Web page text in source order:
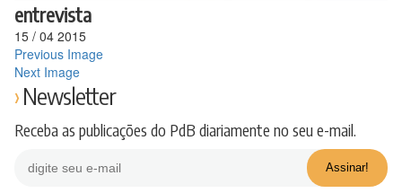
entrevista
15 / 04 2015
Previous Image
Next Image
Newsletter
Receba as publicações do PdB diariamente no seu e-mail.